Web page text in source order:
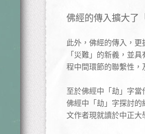
佛經的傳入擴大了
此外，佛經的傳入，
「災難」的新義，並
程中間環節的聯繫性
至於佛經中「劫」字
佛經中「劫」字探討
文作者現就讀於中正